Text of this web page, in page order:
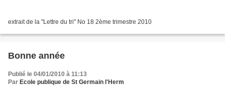
extrait de la "Lettre du tri" No 18 2ème trimestre 2010
Bonne année
Publié le 04/01/2010 à 11:13
Par Ecole publique de St Germain l'Herm